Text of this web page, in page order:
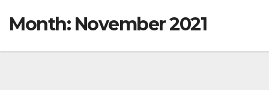
Month: November 2021